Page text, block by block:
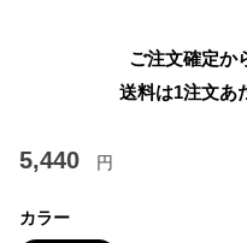
ご注文確定か
送料は1注文あ
5,440 円
カラー